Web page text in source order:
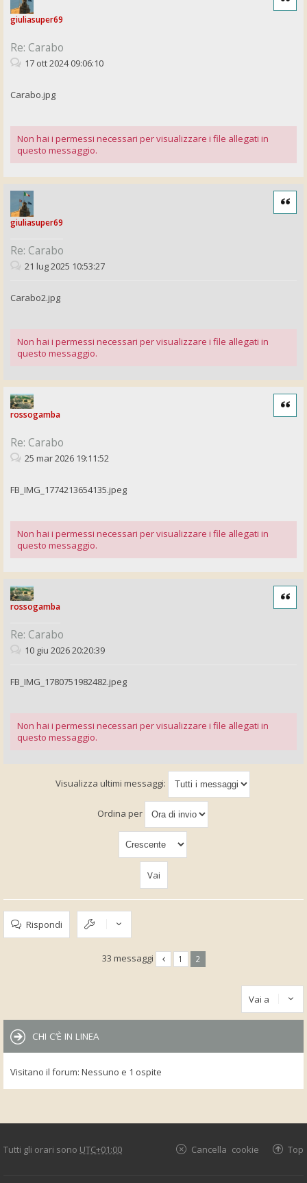
giuliasuper69
Re: Carabo
17 ott 2024 09:06:10
Carabo.jpg
Non hai i permessi necessari per visualizzare i file allegati in
questo messaggio.
giuliasuper69
Re: Carabo
Cita
21 lug 2025 10:53:27
Carabo2.jpg
Non hai i permessi necessari per visualizzare i file allegati in
questo messaggio.
rossogamba
Re: Carabo
Cita
25 mar 2026 19:11:52
FB_IMG_1774213654135.jpeg
Non hai i permessi necessari per visualizzare i file allegati in
questo messaggio.
rossogamba
Re: Carabo
Cita
10 giu 2026 20:20:39
FB_IMG_1780751982482.jpeg
Non hai i permessi necessari per visualizzare i file allegati in
questo messaggio.
Visualizza ultimi messaggi:
Ordina per
Rispondi
33 messaggi 1 2
Vai a
CHI C’È IN LINEA
Visitano il forum: Nessuno e 1 ospite
Tutti gli orari sono UTC+01:00 Top
Cancella cookie